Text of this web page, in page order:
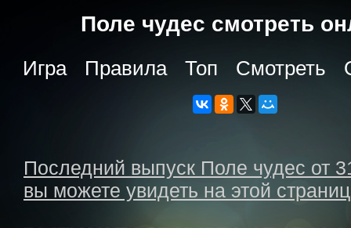
Поле чудес cмотреть
Игра Правила Топ Смотреть
Последний выпуск Поле чудес от
вы можете увидеть на этой